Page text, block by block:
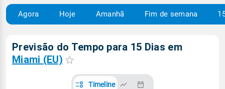
Agora Hoje Amanhã Fim de semana
Previsão do Tempo para 15 Dias em
Miami (EU)
Timeline